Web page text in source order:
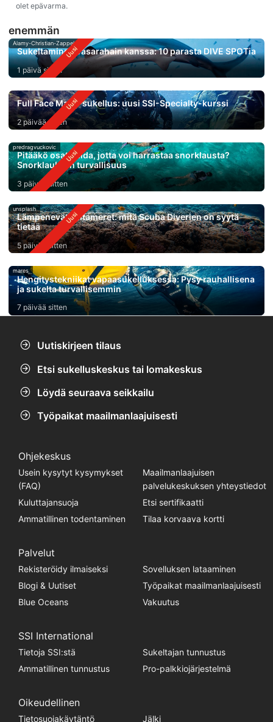
olet epävarma.
enemmän
Alamy-Christian-Zappel
Sukeltaminen vasarahain kanssa: 10 parasta DIVE SPOTia
1 päivä sitten
Full Face Mask-sukellus: uusi SSI-Specialty-kurssi
2 päivää sitten
predragvuckovic
Pitääkö osata uida, jotta voi harrastaa snorklausta?
Snorklauksen turvallisuus
3 päivää sitten
unsplash
Lämpenevät valtameret: mitä Scuba Diverien on syytä
tietää
5 päivää sitten
mares
Hengitystekniikat vapaasukelluksessa: Pysy rauhallisena
ja sukelta turvallisemmin
7 päivää sitten
Uutiskirjeen tilaus
Etsi sukelluskeskus tai lomakeskus
Löydä seuraava seikkailu
Työpaikat maailmanlaajuisesti
Ohjekeskus
Usein kysytyt kysymykset
(FAQ)
Maailmanlaajuisen
palvelukeskuksen yhteystiedot
Kuluttajansuoja
Etsi sertifikaatti
Ammatillinen todentaminen
Tilaa korvaava kortti
Palvelut
Rekisteröidy ilmaiseksi
Sovelluksen lataaminen
Blogi & Uutiset
Työpaikat maailmanlaajuisesti
Blue Oceans
Vakuutus
SSI International
Tietoja SSI:stä
Sukeltajan tunnustus
Ammatillinen tunnustus
Pro-palkkiojärjestelmä
Oikeudellinen
Tietosuojakäytäntö Jälki